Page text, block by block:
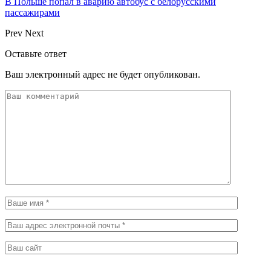
пассажирами
Prev Next
Оставьте ответ
Ваш электронный адрес не будет опубликован.